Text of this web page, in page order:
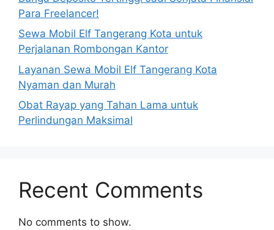
Para Freelancer!
Sewa Mobil Elf Tangerang Kota untuk
Perjalanan Rombongan Kantor
Layanan Sewa Mobil Elf Tangerang Kota
Nyaman dan Murah
Obat Rayap yang Tahan Lama untuk
Perlindungan Maksimal
Recent Comments
No comments to show.